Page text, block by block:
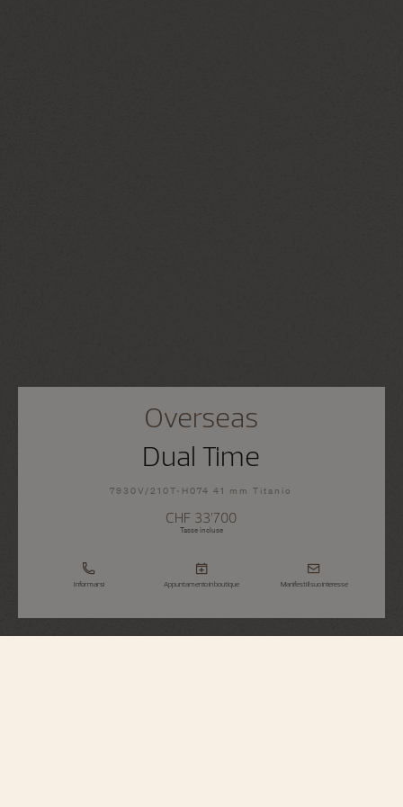
Overseas
Dual Time
7930V/210T-H074 41 mm Titanio
CHF 33’700
Tasse incluse
Informarsi Appuntamento in boutique Manifesti il suo interesse